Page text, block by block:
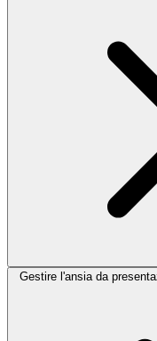
Gestire l'ansia da